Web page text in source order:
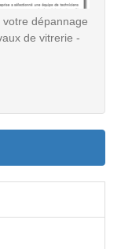
dépannage
de vitrerie -